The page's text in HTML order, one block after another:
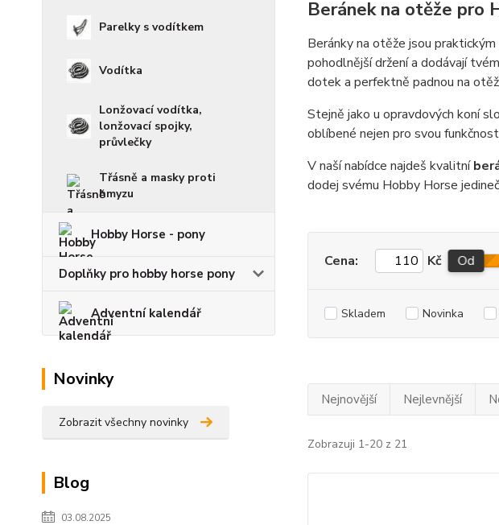
Parelky s vodítkem
Vodítka
Lonžovací vodítka,
lonžovací spojky,
průvlečky
Třásně a masky proti
hmyzu
Hobby Horse - pony
Doplňky pro hobby horse pony
Adventní kalendář
Novinky
Zobrazit všechny novinky
Blog
03.08.2025
Beránek na otěže pro
Beránky na otěže jsou
pohodlnější držení a dodávají
dotek a perfektně padnou na
Stejně jako u opravdových koní
oblíbené nejen pro svou
V naší nabídce najdeš kvalitní
dodej svému Hobby Horse
Cena: Kč Od
Skladem Novinka
Nejnovější Nejlevnější
Zobrazuji 1-20 z 21